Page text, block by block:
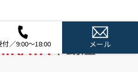
付／9:00～18:00 メール